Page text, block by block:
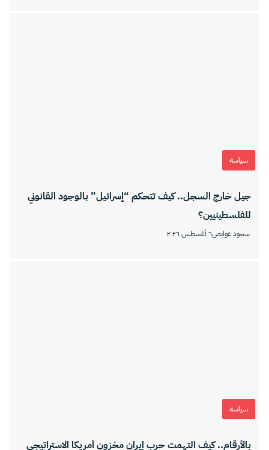
سياسة
جيل خارج السجل.. كيف تتحكم “إسرائيل” بالوجود القانوني
للفلسطينيين؟
سجود عوايص٦ أغسطس ٢٠٢٦
سياسة
بالأرقام.. كيف التهمت حرب إيران مخزون أمريكا الاستراتيجي